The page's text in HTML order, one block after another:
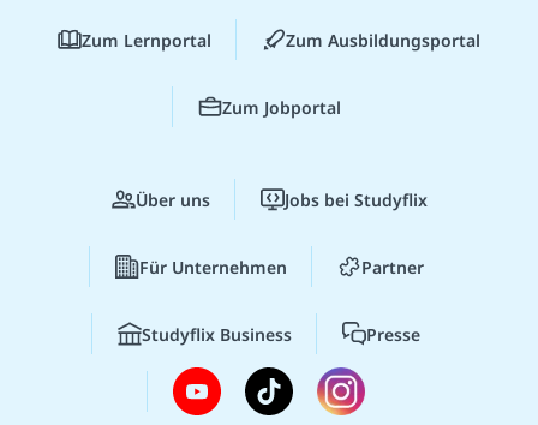
Zum Lernportal Zum Ausbildungsportal
Zum Jobportal
Über uns Jobs bei Studyflix
Für Unternehmen Partner
Studyflix Business Presse